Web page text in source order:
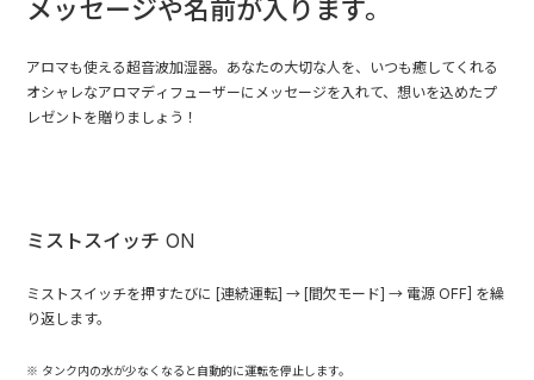
メッセージや名前が入ります。
アロマも使える超音波加湿器。あなたの大切な人を、いつも癒してくれる
オシャレなアロマディフューザーにメッセージを入れて、想いを込めたプ
レゼントを贈りましょう！
ミストスイッチ ON
ミストスイッチを押すたびに [連続運転] → [間欠モード] → 電源 OFF] を繰
り返します。
タンク内の水が少なくなると自動的に運転を停止します。